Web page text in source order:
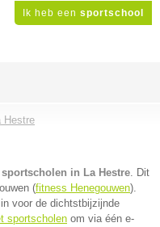
Ik heb een sportschool
Hestre
sportscholen in La Hestre. Dit
(fitness Henegouwen).
voor de dichtstbijzijnde
sportscholen om via één e-